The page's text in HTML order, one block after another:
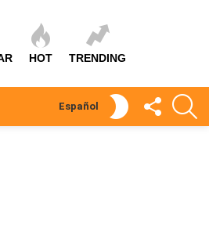
HOT TRENDING
Español
SKIN
SÍGUEME